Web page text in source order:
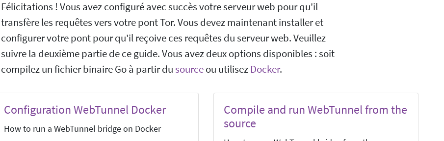
Félicitations ! Vous avez configuré avec succès votre serveur web pour qu'il
transfère les requêtes vers votre pont Tor. Vous devez maintenant installer et
configurer votre pont pour qu'il reçoive ces requêtes du serveur web. Veuillez
suivre la deuxième partie de ce guide. Vous avez deux options disponibles : soit
compilez un fichier binaire Go à partir dusourceou utilisez Docker.
Configuration WebTunnel Docker
How to run a WebTunnel bridge on Docker
Compile and run WebTunnel from the
source